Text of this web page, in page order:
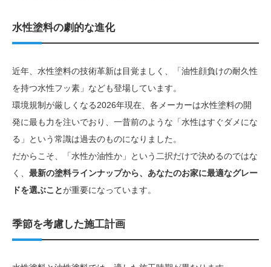
水性塗料の劇的な進化
近年、水性塗料の技術革新は目覚ましく、「油性顔負けの耐久性
を持つ水性フッ素」なども登場しています。
環境規制が厳しくなる2026年現在、各メーカーは水性塗料の開
発に最も力を注いでおり、一昔前のような「水性はすぐダメにな
る」という常識は過去のものになりました。
だからこそ、「水性か油性か」という二択だけで決めるのではな
く、 最新の塗料ラインナップから、あなたのお家に最適なグレー
ドを選ぶことが重要になっています。
季節を考慮した施工計画